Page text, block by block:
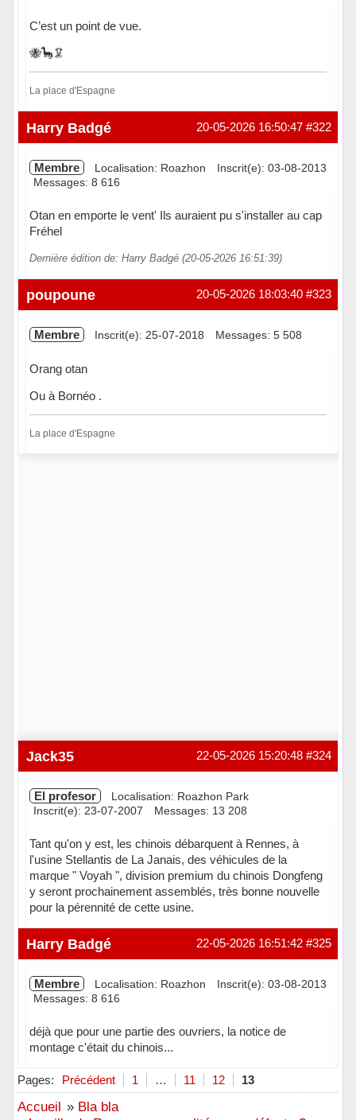
C’est un point de vue.
🐝🦕🦑
La place d'Espagne
Hors ligne #322
20-05-2026 16:50:47
Harry Badgé
Membre Localisation: Roazhon
Inscrit(e): 03-08-2013
Messages: 8 616
Otan en emporte le vent' Ils auraient pu s'installer au cap
Fréhel
Dernière édition de: Harry Badgé (20-05-2026 16:51:39)
Hors ligne #323
20-05-2026 18:03:40
poupoune
Membre Inscrit(e): 25-07-2018 Messages: 5 508
Orang otan
Ou à Bornéo .
La place d'Espagne
#324
22-05-2026 15:20:48
Jack35
El profesor
Localisation: Roazhon Park
Inscrit(e): 23-07-2007
Messages: 13 208
Tant qu'on y est, les chinois débarquent à Rennes, à
l'usine Stellantis de La Janais, des véhicules de la
marque " Voyah ", division premium du chinois Dongfeng
y seront prochainement assemblés, très bonne nouvelle
pour la pérennité de cette usine.
Hors ligne #325
22-05-2026 16:51:42
Harry Badgé
Membre Localisation: Roazhon
Inscrit(e): 03-08-2013
Messages: 8 616
déjà que pour une partie des ouvriers, la notice de
montage c'était du chinois...
Hors ligne
Pages: Précédent 1 … 11 12 13
Accueil » Bla bla